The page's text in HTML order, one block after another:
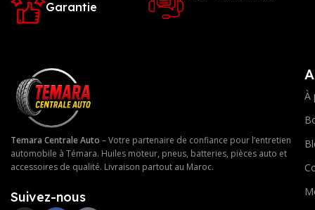
Garantie
Temara Centrale Auto – Votre partenaire de confiance pour l’entretien
automobile à Témara. Huiles moteur, pneus, batteries, pièces auto et
accessoires de qualité. Livraison partout au Maroc.
Suivez-nous
À